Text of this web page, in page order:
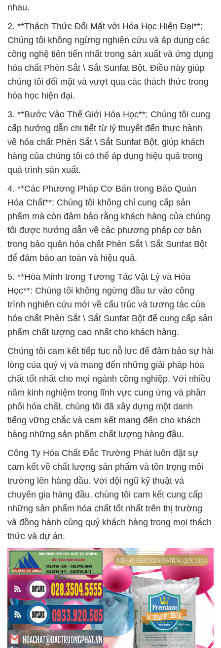
nhau.
2. **Thách Thức Đối Mặt với Hóa Học Hiện Đại**:
Chúng tôi không ngừng nghiên cứu và áp dụng các
công nghệ tiên tiến nhất trong sản xuất và ứng dụng
hóa chất Phèn Sắt \ Sắt Sunfat Bột. Điều này giúp
chúng tôi đối mặt và vượt qua các thách thức trong
hóa học hiện đại.
3. **Bước Vào Thế Giới Hóa Học**: Chúng tôi cung
cấp hướng dẫn chi tiết từ lý thuyết đến thực hành
về hóa chất Phèn Sắt \ Sắt Sunfat Bột, giúp khách
hàng của chúng tôi có thể áp dụng hiệu quả trong
quá trình sản xuất.
4. **Các Phương Pháp Cơ Bản trong Bảo Quản
Hóa Chất**: Chúng tôi không chỉ cung cấp sản
phẩm mà còn đảm bảo rằng khách hàng của chúng
tôi được hướng dẫn về các phương pháp cơ bản
trong bảo quản hóa chất Phèn Sắt \ Sắt Sunfat Bột
để đảm bảo an toàn và hiệu quả.
5. **Hòa Mình trong Tương Tác Vật Lý và Hóa
Học**: Chúng tôi không ngừng đầu tư vào công
trình nghiên cứu mới về cấu trúc và tương tác của
hóa chất Phèn Sắt \ Sắt Sunfat Bột để cung cấp sản
phẩm chất lượng cao nhất cho khách hàng.
Chúng tôi cam kết tiếp tục nỗ lực để đảm bảo sự hài
lòng của quý vị và mang đến những giải pháp hóa
chất tốt nhất cho mọi ngành công nghiệp. Với nhiều
năm kinh nghiệm trong lĩnh vực cung ứng và phân
phối hóa chất, chúng tôi đã xây dựng một danh
tiếng vững chắc và cam kết mang đến cho khách
hàng những sản phẩm chất lượng hàng đầu.
Công Ty Hóa Chất Đắc Trường Phát luôn đặt sự
cam kết về chất lượng sản phẩm và tôn trọng môi
trường lên hàng đầu. Với đội ngũ kỹ thuật và
chuyên gia hàng đầu, chúng tôi cam kết cung cấp
những sản phẩm hóa chất tốt nhất trên thị trường
và đồng hành cùng quý khách hàng trong mọi thách
thức và dự án.